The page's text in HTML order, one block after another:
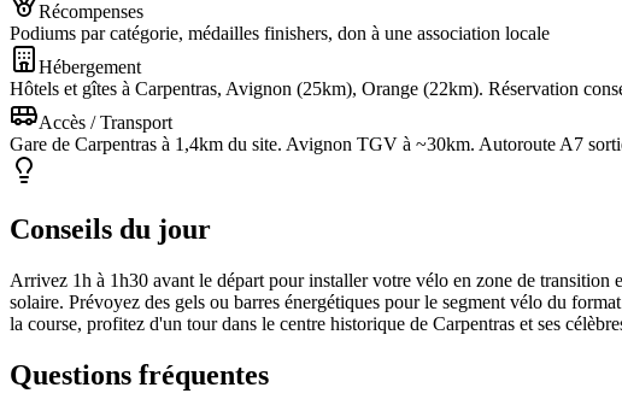
Récompenses
Podiums par catégorie, médailles finishers, don à une association locale
Hébergement
Hôtels et gîtes à Carpentras, Avignon (25km), Orange (22km). Réservation
Accès / Transport
Gare de Carpentras à 1,4km du site. Avignon TGV à ~30km. Autoroute A7
Conseils du jour
Arrivez 1h à 1h30 avant le départ pour installer votre vélo en zone de
solaire. Prévoyez des gels ou barres énergétiques pour le segment vélo du
la course, profitez d'un tour dans le centre historique de Carpentras et ses
Questions fréquentes